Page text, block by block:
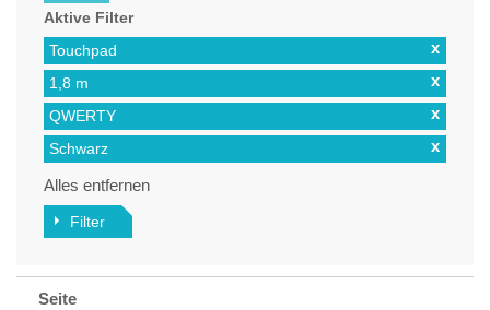
Aktive Filter
x
Touchpad
x
1,8 m
x
QWERTY
x
Schwarz
Alles entfernen
Filter
Seite